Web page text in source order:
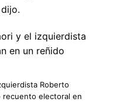
Roberto
recuento electoral en